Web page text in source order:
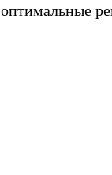
оптимальные